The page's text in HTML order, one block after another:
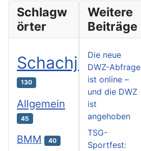
Schlagw
örter
Schachjugend
130
Allgemein
45
BMM 40
Weitere
Beiträge
Die neue
DWZ-Abfrage
ist online –
und die DWZ
ist
angehoben
TSG-
Sportfest: